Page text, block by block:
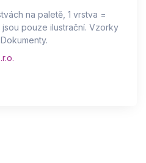
na paletě, 1 vrstva =
pouze ilustrační. Vzorky